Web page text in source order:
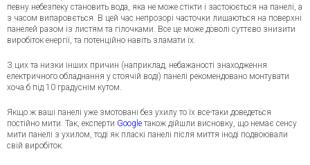
певну небезпеку становить вода, яка не може стікти і застоюється на панелі, а
з часом випаровється. В цей час непрозорі часточки лишаються на поверхні
панелей разом із листям та гілочками. Все це може доволі суттєво знизити
виробіток енергії, та потенційно навіть зламати їх.
З цих та низки інших причин (наприклад, небажаності знаходження
електричного обладнання у стоячій воді) панелі рекомендовано монтувати
хоча б під 10 градуснім кутом.
Якщо ж ваші панелі уже змотовані без ухилу то їх все-таки доведеться
постійно мити. Так, експерти Google також дійшли висновку, що немає сенсу
мити панелі з ухилом, тоді як пласкі панелі після миття іноді подвоювали
свій виробіток.